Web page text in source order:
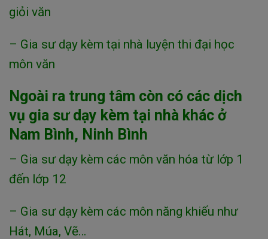
giỏi văn
– Gia sư dạy kèm tại nhà luyện thi đại học
môn văn
Ngoài ra trung tâm còn có các dịch
vụ gia sư dạy kèm tại nhà khác ở
Nam Bình, Ninh Bình
– Gia sư dạy kèm các môn văn hóa từ lớp 1
đến lớp 12
– Gia sư dạy kèm các môn năng khiếu như
Hát, Múa, Vẽ…